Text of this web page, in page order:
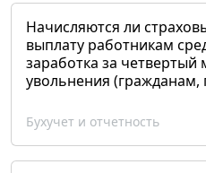
Начисляются ли
выплату работникам
заработка за четвертый
увольнения
Бухучет и отчетность